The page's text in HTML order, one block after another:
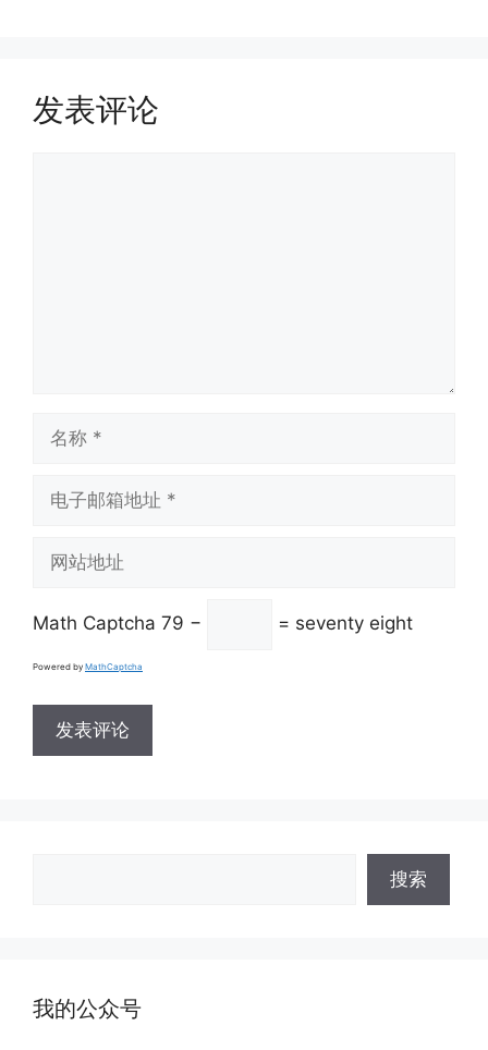
发表评论
址
址
Math Captcha 79 − = seventy eight
Powered by MathCaptcha
搜索
我的公众号